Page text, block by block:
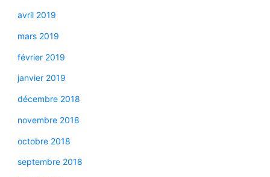
avril 2019
mars 2019
février 2019
janvier 2019
décembre 2018
novembre 2018
octobre 2018
septembre 2018